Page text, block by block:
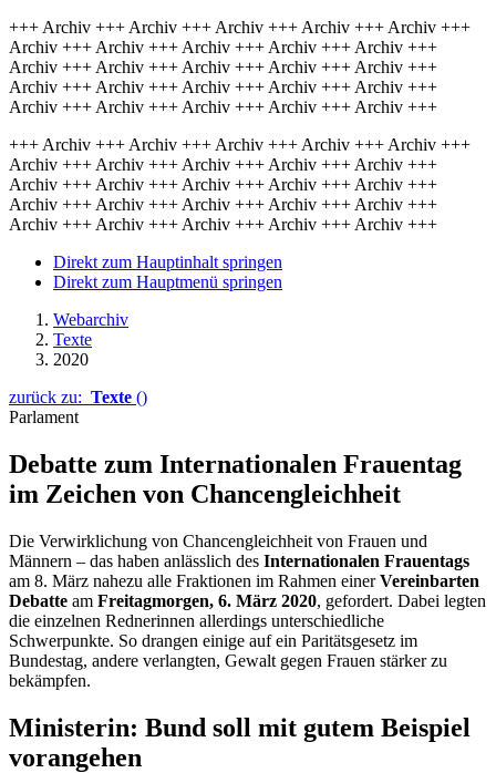
+++ Archiv +++ Archiv +++ Archiv +++ Archiv +++ Archiv +++
Archiv +++ Archiv +++ Archiv +++ Archiv +++ Archiv +++
Archiv +++ Archiv +++ Archiv +++ Archiv +++ Archiv +++
Archiv +++ Archiv +++ Archiv +++ Archiv +++ Archiv +++
Archiv +++ Archiv +++ Archiv +++ Archiv +++ Archiv +++
+++ Archiv +++ Archiv +++ Archiv +++ Archiv +++ Archiv +++
Archiv +++ Archiv +++ Archiv +++ Archiv +++ Archiv +++
Archiv +++ Archiv +++ Archiv +++ Archiv +++ Archiv +++
Archiv +++ Archiv +++ Archiv +++ Archiv +++ Archiv +++
Archiv +++ Archiv +++ Archiv +++ Archiv +++ Archiv +++
Direkt zum Hauptinhalt springen
Direkt zum Hauptmenü springen
Webarchiv
Texte
2020
zurück zu: Texte ()
Parlament
Debatte zum Internatio­na­len Frauen­tag
im Zeichen von Chancen­gleichheit
Die Verwirklichung von Chancengleichheit von Frauen und
Männern – das haben anlässlich des Internationalen Frauentags
am 8. März nahezu alle Fraktionen im Rahmen einerVereinbarten
Debatte am Freitagmorgen, 6. März 2020, gefordert. Dabei legten
die einzelnen Rednerinnen allerdings unterschiedliche
Schwerpunkte. So drangen einige auf ein Paritätsgesetz im
Bundestag, andere verlangten, Gewalt gegen Frauen stärker zu
bekämpfen.
Ministerin: Bund soll mit gutem Beispiel
vorangehen